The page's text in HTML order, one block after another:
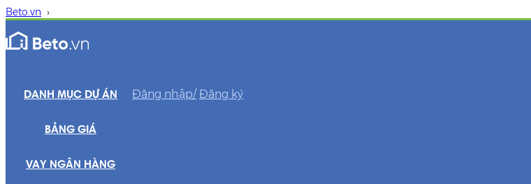
Beto.vn ›
DANH MỤC DỰ ÁN
BẢNG GIÁ
VAY NGÂN HÀNG
Đăng nhập/ Đăng ký